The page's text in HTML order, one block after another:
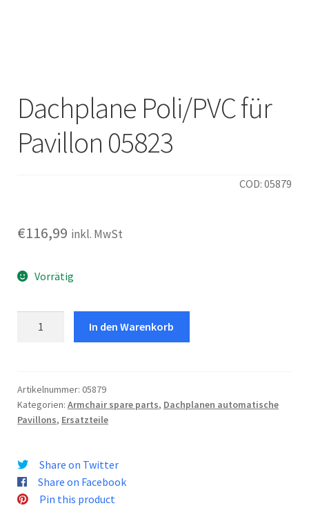
Dachplane Poli/PVC für
Pavillon 05823
COD: 05879
€116,99 inkl. MwSt
Vorrätig
05823
Menge
In den Warenkorb
Artikelnummer: 05879
Kategorien: Armchair spare parts, Dachplanen automatische
Pavillons, Ersatzteile
Share on Twitter
Share on Facebook
Pin this product